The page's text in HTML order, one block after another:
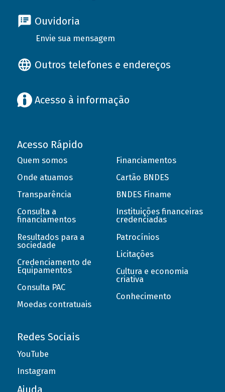
Ouvidoria
Envie sua mensagem
Outros telefones e endereços
Acesso à informação
Acesso Rápido
Quem somos
Onde atuamos
Transparência
Consulta a
financiamentos
Resultados para a
sociedade
Credenciamento de
Equipamentos
Consulta PAC
Moedas contratuais
Financiamentos
Cartão BNDES
BNDES Finame
Instituições financeiras
credenciadas
Patrocínios
Licitações
Cultura e economia
criativa
Conhecimento
Redes Sociais
YouTube
Instagram
Ajuda